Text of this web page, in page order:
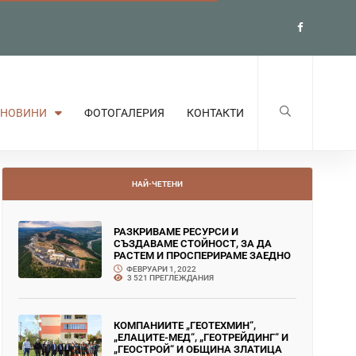
НОВИНИ ФОТОГАЛЕРИЯ КОНТАКТИ
НАЙ-ЧЕТЕНИ
РАЗКРИВАМЕ РЕСУРСИ И
СЪЗДАВАМЕ СТОЙНОСТ, ЗА ДА
РАСТЕМ И ПРОСПЕРИРАМЕ ЗАЕДНО
ФЕВРУАРИ 1, 2022
3 521 ПРЕГЛЕЖДАНИЯ
КОМПАНИИТЕ „ГЕОТЕХМИН“,
„ЕЛАЦИТЕ-МЕД“, „ГЕОТРЕЙДИНГ“ И
„ГЕОСТРОЙ“ И ОБЩИНА ЗЛАТИЦА